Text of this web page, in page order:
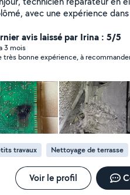
avec une expérience
propose un service de
diagnostiquer et réparer vos
je maîtrise parfaitement
me permet de garantir des
ce soit pour votre lave-linge, four, ou
autre appareil, je suis à votre
un service personnalisé, avec
et un suivi rigoureux. N'hésitez pas à me
pour toute demande de
Votre satisfaction est ma
des pièces
Roro Technicien Réparateur
avis laissé par Irina : 5/5
3 mois
Une très bonne expérience, à
travaux Nettoyage de terrasse
Voir le profil